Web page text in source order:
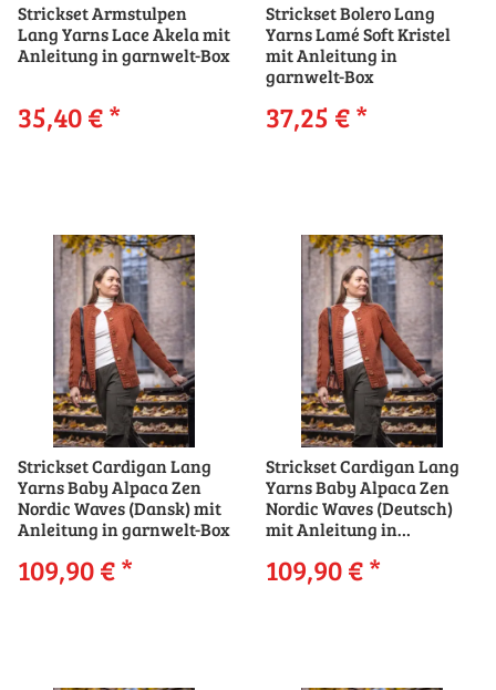
Strickset Armstulpen
Lang Yarns Lace Akela mit
Anleitung in garnwelt-Box
35,40 €*
Strickset Bolero Lang
Yarns Lamé Soft Kristel
mit Anleitung in
garnwelt-Box
37,25 €*
Strickset Cardigan Lang
Yarns Baby Alpaca Zen
Nordic Waves (Dansk) mit
Anleitung in garnwelt-Box
109,90 €*
Strickset Cardigan Lang
Yarns Baby Alpaca Zen
Nordic Waves (Deutsch)
mit Anleitung in
109,90 €*